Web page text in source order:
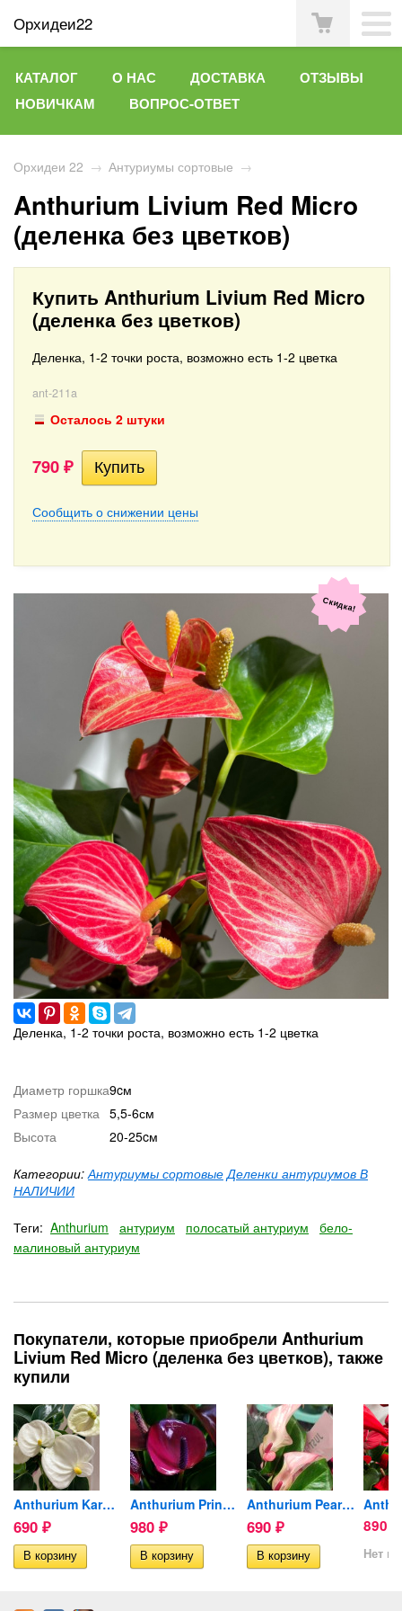
Орхидеи22
КАТАЛОГ О НАС ДОСТАВКА
ОТЗЫВЫ
НОВИЧКАМ
ВОПРОС-ОТВЕТ
Орхидеи 22 → Антуриумы сортовые →
Anthurium Livium Red Micro
(деленка без цветков)
Купить Anthurium Livium Red Micro
(деленка без цветков)
Деленка, 1-2 точки роста, возможно есть 1-2 цветка
ant-211a
Осталось 2 штуки
790 ₽
Сообщить о снижении цены
Скидка!
Деленка, 1-2 точки роста, возможно есть 1-2 цветка
Диаметр горшка9cм
Размер цветка 5,5-6см
Высота
20-25cм
Категории:Антуриумы сортовые Деленки антуриумов В
НАЛИЧИИ
Теги: Anthurium антуриум полосатый антуриум
бело-
малиновый антуриум
Покупатели, которые приобрели Anthurium
Livium Red Micro (деленка без цветков), также
купили
Anthurium Karma White...
690 ₽
Anthurium Princess Amalia...
980 ₽
Anthurium Pearl Matata...
690 ₽ 890
Нет в